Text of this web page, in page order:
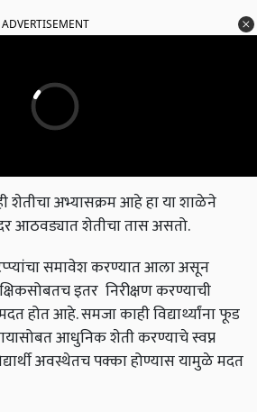
ADVERTISEMENT
शेतीचा अभ्यासक्रम आहे हा या शाळेने
आठवड्यात शेतीचा तास असतो.
समावेश करण्यात आला असून
इतर निरीक्षण करण्याची
होत आहे. समजा काही विद्यार्थ्यांना फूड
आधुनिक शेती करण्याचे स्वप्न
अवस्थेतच पक्का होण्यास यामुळे मदत